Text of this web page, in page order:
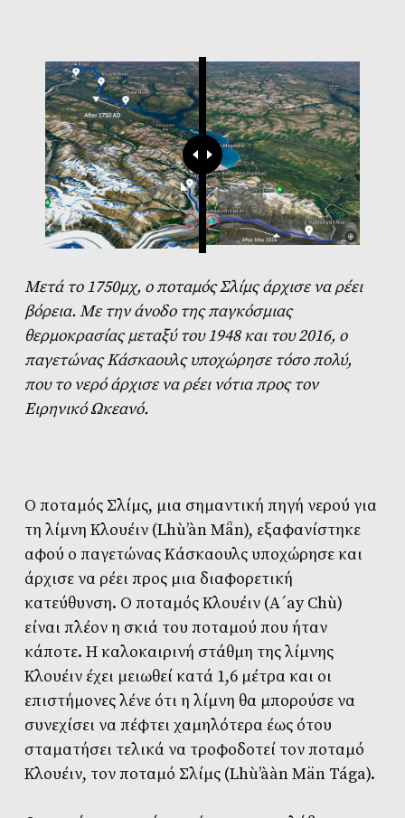
Μετά το 1750μχ, ο ποταμός Σλίμς άρχισε να ρέει
βόρεια. Με την άνοδο της παγκόσμιας
θερμοκρασίας μεταξύ του 1948 και του 2016, ο
παγετώνας Kάσκαουλς υποχώρησε τόσο πολύ,
που το νερό άρχισε να ρέει νότια προς τον
Ειρηνικό Ωκεανό.
Ο ποταμός Σλίμς, μια σημαντική πηγή νερού για
τη λίμνη Κλουέιν (Lhù’àn Mǟn), εξαφανίστηκε
αφού ο παγετώνας Kάσκαουλς υποχώρησε και
άρχισε να ρέει προς μια διαφορετική
κατεύθυνση. Ο ποταμός Κλουέιν (A´ay Chù)
είναι πλέον η σκιά του ποταμού που ήταν
κάποτε. Η καλοκαιρινή στάθμη της λίμνης
Κλουέιν έχει μειωθεί κατά 1,6 μέτρα και οι
επιστήμονες λένε ότι η λίμνη θα μπορούσε να
συνεχίσει να πέφτει χαμηλότερα έως ότου
σταματήσει τελικά να τροφοδοτεί τον ποταμό
Κλουέιν, τον ποταμό Σλίμς (Lhù’ààn Män Tága).